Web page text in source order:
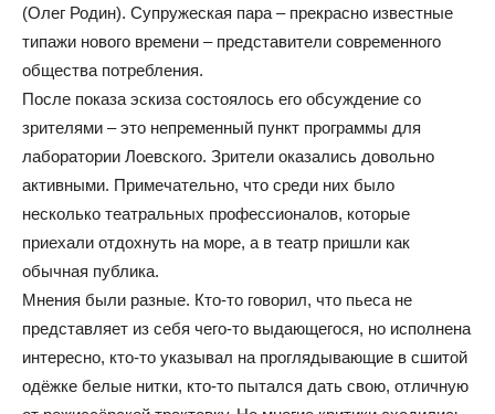
(Олег Родин). Супружеская пара – прекрасно известные
типажи нового времени – представители современного
общества потребления.
После показа эскиза состоялось его обсуждение со
зрителями – это непременный пункт программы для
лаборатории Лоевского. Зрители оказались довольно
активными. Примечательно, что среди них было
несколько театральных профессионалов, которые
приехали отдохнуть на море, а в театр пришли как
обычная публика.
Мнения были разные. Кто-то говорил, что пьеса не
представляет из себя чего-то выдающегося, но исполнена
интересно, кто-то указывал на проглядывающие в сшитой
одёжке белые нитки, кто-то пытался дать свою, отличную